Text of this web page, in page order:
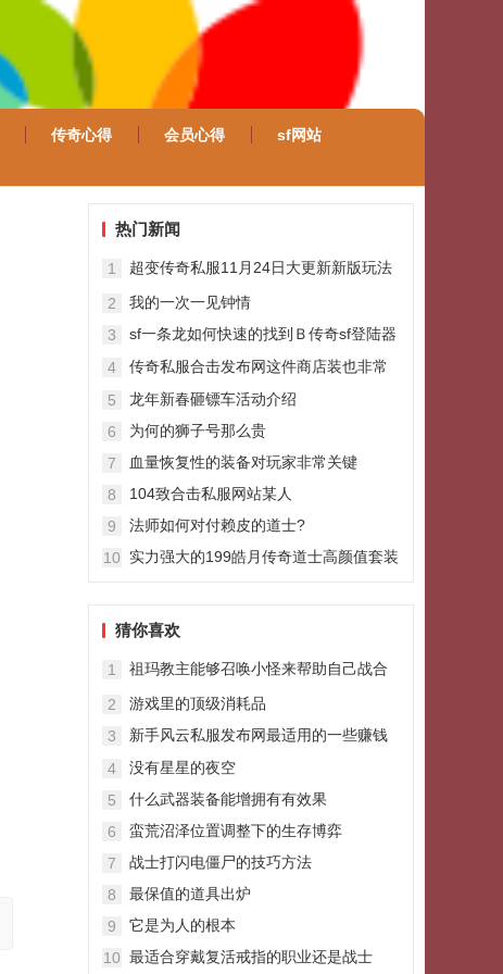
传奇心得 会员心得
sf网站
热门新闻
1
超变传奇私服11月24日大更新新版玩法
2
我的一次一见钟情
3
sf一条龙如何快速的找到Ｂ传奇sf登陆器
4
传奇私服合击发布网这件商店装也非常
5
龙年新春砸镖车活动介绍
6
为何的狮子号那么贵
7
血量恢复性的装备对玩家非常关键
8
104致合击私服网站某人
9
法师如何对付赖皮的道士?
10
实力强大的199皓月传奇道士高颜值套装
猜你喜欢
1
祖玛教主能够召唤小怪来帮助自己战合
2
游戏里的顶级消耗品
3
新手风云私服发布网最适用的一些赚钱
4
没有星星的夜空
5
什么武器装备能增拥有有效果
6
蛮荒沼泽位置调整下的生存博弈
7
战士打闪电僵尸的技巧方法
8
最保值的道具出炉
9
它是为人的根本
10 最适合穿戴复活戒指的职业还是战士